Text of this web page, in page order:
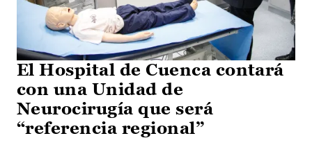
El Hospital de Cuenca contará
con una Unidad de
Neurocirugía que será
“referencia regional”